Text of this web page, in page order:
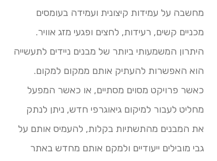
מחשבה על עמידות קיצונית ועמידה בעומסים
מכניים קשים, רעידות, לחצים ופגעי מזג אוויר.
היתרון המשמעותי ביותר של מבנים ניידים לתעשייה
הוא האפשרות להעתיק אותם ממקום למקום.
כאשר פרויקט מסוים מסתיים, או כאשר המפעל
מחליט לעבור למיקום גיאוגרפי חדש, ניתן לנתק
את המבנים מהתשתיות בקלות, להעמיס אותם על
גבי מובילים ייעודיים ולמקם אותם מחדש באתר